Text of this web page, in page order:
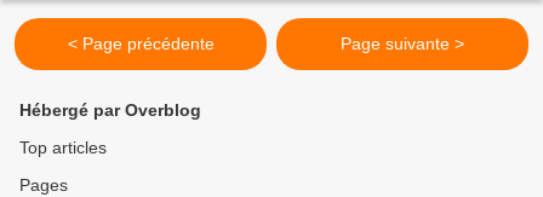
< Page précédente Page suivante >
Hébergé par Overblog
Top articles
Pages